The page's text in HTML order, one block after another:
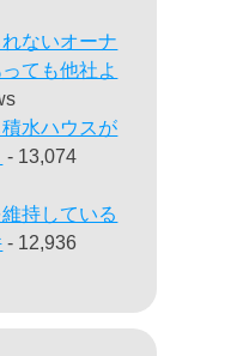
ないオーナ
ても他社よ
水ハウスが
- 13,074
持している
- 12,936